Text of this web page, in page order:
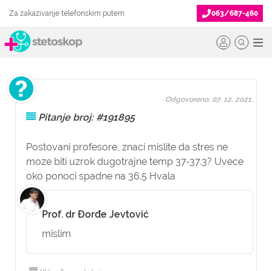
Za zakazivanje telefonskim putem 063/687-460
Pitanje broj: #191895
Postovani profesore, znaci mislite da stres ne
moze biti uzrok dugotrajne temp 37-37.3? Uvece
oko ponoci spadne na 36.5 Hvala
Odgovoreno: 07. 12. 2021.
Prof. dr Đorđe Jevtović
mislim